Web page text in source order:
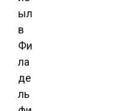
ыл
в
Фи
ла
де
ль